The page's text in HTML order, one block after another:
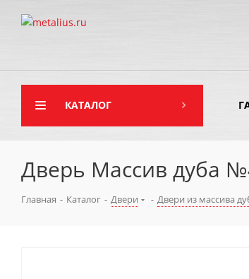
КАТАЛОГ
Дверь Массив дуба
Главная - Каталог - Двери - Двери из массива